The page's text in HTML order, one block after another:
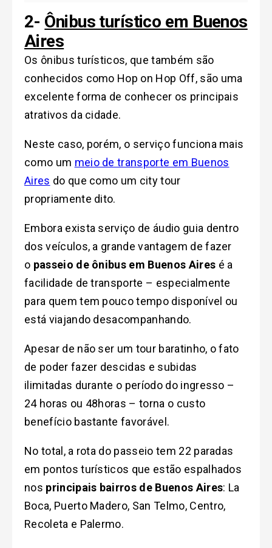
2- Ônibus turístico em Buenos
Aires
Os ônibus turísticos, que também são
conhecidos como Hop on Hop Off, são uma
excelente forma de conhecer os principais
atrativos da cidade.
Neste caso, porém, o serviço funciona mais
como um meio de transporte em Buenos
Aires do que como um city tour
propriamente dito.
Embora exista serviço de áudio guia dentro
dos veículos, a grande vantagem de fazer
o passeio de ônibus em Buenos Aires é a
facilidade de transporte – especialmente
para quem tem pouco tempo disponível ou
está viajando desacompanhando.
Apesar de não ser um tour baratinho, o fato
de poder fazer descidas e subidas
ilimitadas durante o período do ingresso –
24 horas ou 48horas – torna o custo
benefício bastante favorável.
No total, a rota do passeio tem 22 paradas
em pontos turísticos que estão espalhados
nos principais bairros de Buenos Aires: La
Boca, Puerto Madero, San Telmo, Centro,
Recoleta e Palermo.